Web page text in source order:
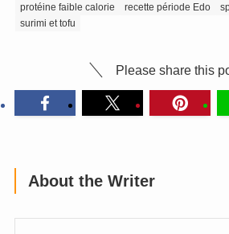
protéine faible calorie
recette période Edo
surimi et tofu
Please share this
About the Writer